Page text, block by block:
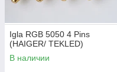
Igla RGB 5050 4 Pins
(HAIGER/ TEKLED)
В наличии